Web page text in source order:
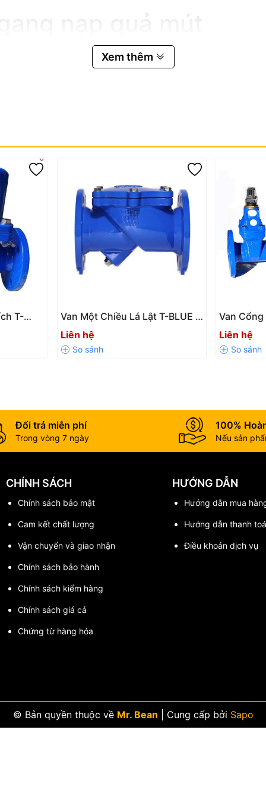
nạp quả mút
thao tác vận hành quả mút. Các bộ phận chính gồm:
ống. Thiết kế này giúp:
nạp quả mút
Xem thêm
T-
Van Một Chiều Lá Lật T-BLUE –
Giải Pháp Ngăn Dòng Chảy
Ngược Hiệu Quả
Liên hệ
Van Cổng
Đóng Mở
Cho Hệ
Liên hệ
Đổi trả miễn phí
Trong vòng 7 ngày
100%
Nếu sản
CHÍNH SÁCH
Chính sách bảo mật
Cam kết chất lượng
Vận chuyển và giao nhận
Chính sách bảo hành
Chính sách kiểm hàng
Chính sách giá cả
Chứng từ hàng hóa
HƯỚNG DẪN
Hướng dẫn mua
Hướng dẫn thanh
Điều khoản dịch vụ
© Bản quyền thuộc về Mr. Bean Cung cấp bởi Sapo